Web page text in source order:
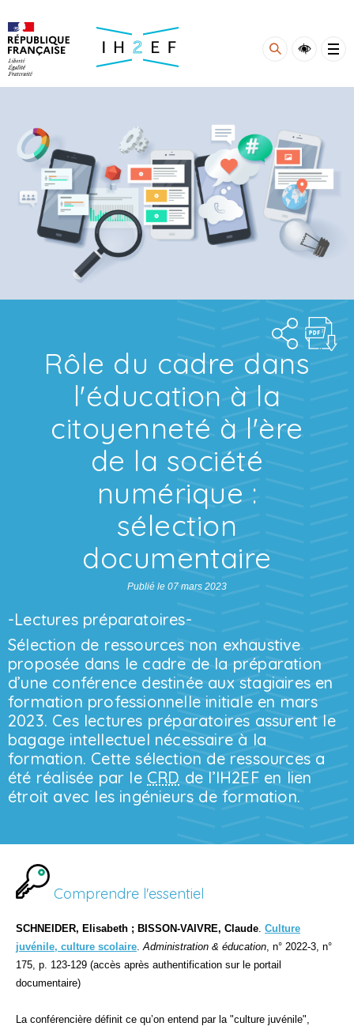
Rôle du cadre dans
l'éducation à la
citoyenneté à l'ère
de la société
numérique :
sélection
documentaire
Publié le 07 mars 2023
-Lectures préparatoires-
Sélection de ressources non exhaustive
proposée dans le cadre de la préparation
d’une conférence destinée aux stagiaires en
formation professionnelle initiale en mars
2023. Ces lectures préparatoires assurent le
bagage intellectuel nécessaire à la
formation. Cette sélection de ressources a
été réalisée par le CRD de l’IH2EF en lien
étroit avec les ingénieurs de formation.
Comprendre l'essentiel
SCHNEIDER, Elisabeth ; BISSON-VAIVRE, Claude Culture
juvénile, culture scolaire Administration & éducation , n° 2022-3, n°
175, p. 123-129 (accès après authentification sur le portail
documentaire)
La conférencière définit ce qu’on entend par la "culture juvénile",